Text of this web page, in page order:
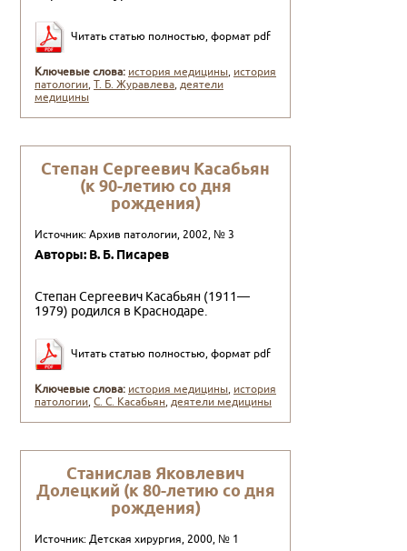
Читать статью полностью, формат pdf
Ключевые слова: история медицины, история
патологии,Т. Б. Журавлева,деятели
медицины
Степан Сергеевич Касабьян
(к 90-летию со дня
рождения)
Источник: Архив патологии, 2002, № 3
Авторы: В. Б. Писарев
Степан Сергеевич Касабьян (1911—
1979) родился в Краснодаре.
Читать статью полностью, формат pdf
Ключевые слова: история медицины, история
патологии,С. С. Касабьян,деятели медицины
Станислав Яковлевич
Долецкий (к 80-летию со дня
рождения)
Источник: Детская хирургия, 2000, № 1